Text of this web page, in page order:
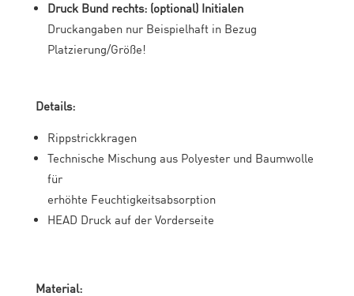
Druck Bund rechts: (optional) Initialen
Druckangaben nur Beispielhaft in Bezug
Platzierung/Größe!
Details:
Rippstrickkragen
Technische Mischung aus Polyester und Baumwolle
für
erhöhte Feuchtigkeitsabsorption
HEAD Druck auf der Vorderseite
Material: